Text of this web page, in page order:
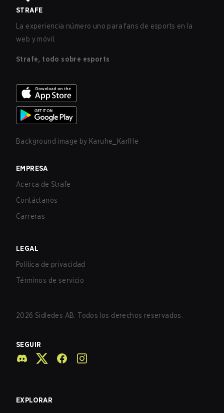
STRAFE
La experiencia número uno para fans de esports en la
web y móvil.
Strafe, todo sobre esports
Background image by Karuhe_KarlHe
EMPRESA
Acerca de Strafe
Contáctanos
Carreras
LEGAL
Política de privacidad
Términos de servicio
2026 Sidledes AB. Todos los derechos reservados.
SEGUIR
EXPLORAR